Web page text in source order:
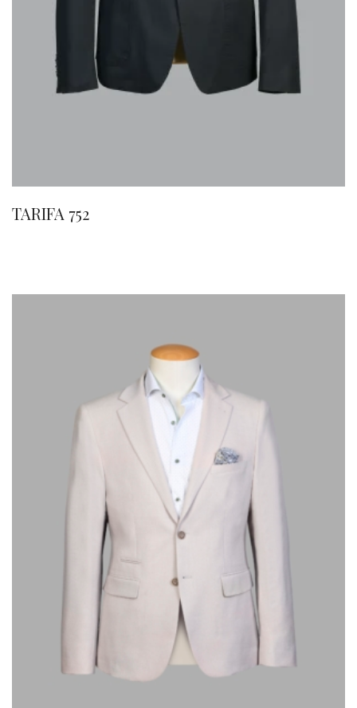
TARIFA 752